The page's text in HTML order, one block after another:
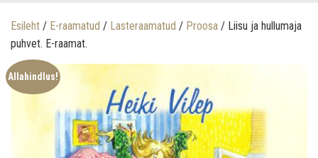
a
Esileht / E-raamatud / Lasteraamatud / Proosa / Liisu ja hullumaja
puhvet. E-raamat.
Allahindlus!